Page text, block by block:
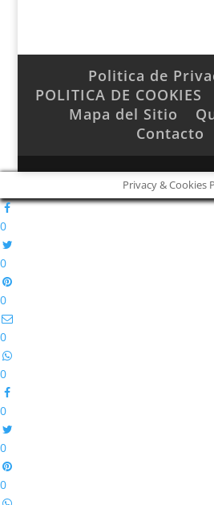
Politica de
POLITICA DE COOKIES
Mapa del Sitio
Contacto
Privacy & Cookies
0
0
0
0
0
0
0
0